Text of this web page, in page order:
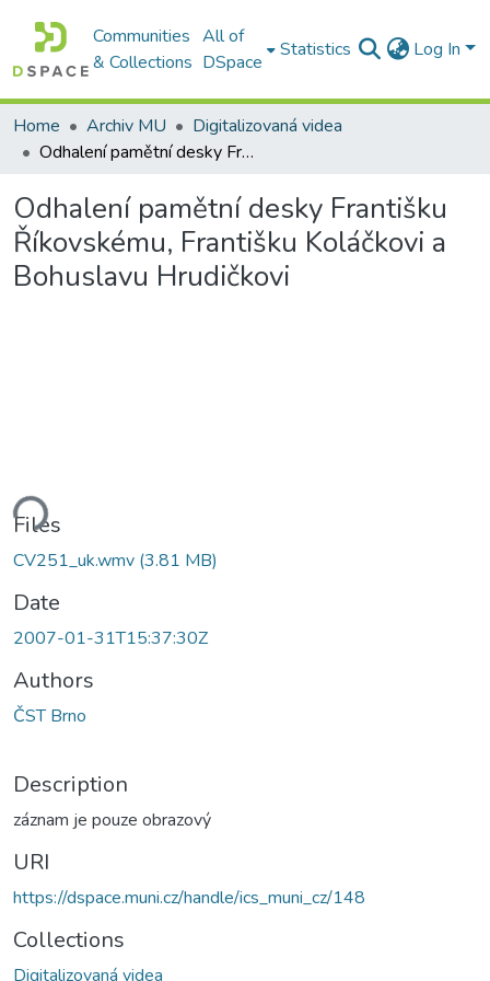
Communities
& Collections
All of
DSpace
Statistics Log In
Home Archiv MU
Digitalizovaná videa
Odhalení pamětní desky Františku Říkovskému, Františku Koláčkovi a Bohuslavu Hrudičkovi
Odhalení pamětní desky Františku
Říkovskému, Františku Koláčkovi a
Bohuslavu Hrudičkovi
Files
CV251_uk.wmv (3.81 MB)
Date
2007-01-31T15:37:30Z
Authors
ČST Brno
Description
záznam je pouze obrazový
URI
https://dspace.muni.cz/handle/ics_muni_cz/148
Collections
Digitalizovaná videa